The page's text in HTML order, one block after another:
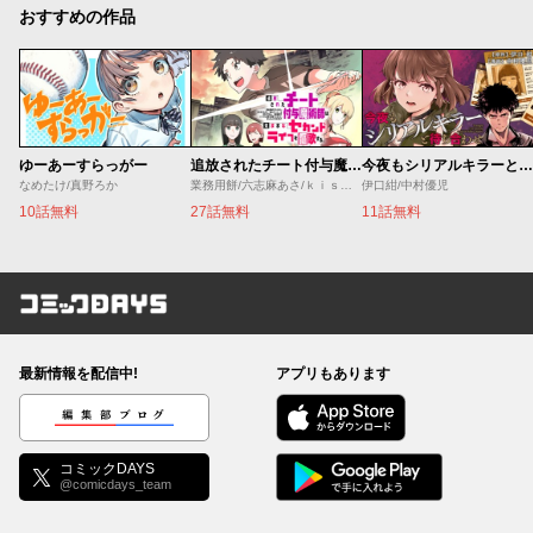
おすすめの作品
ゆーあーすらっがー
なめたけ/真野ろか
10話無料
追放されたチート付与魔術師は気ままなセカンドライフを謳歌する。 ～俺は武器だけじゃなく、あらゆるものに『強化ポイント』を付与できるし、俺の意思でいつでも効果を解除できるけど、残った人たち大丈夫？～
業務用餅/六志麻あさ/ｋｉｓｕｉ
27話無料
今夜もシリアルキラーと待ち合わせ
伊口紺/中村優児
11話無料
コミックDAYS
最新情報を配信中!
編集部ブログ
コミックDAYS
@comicdays_team
アプリもあります